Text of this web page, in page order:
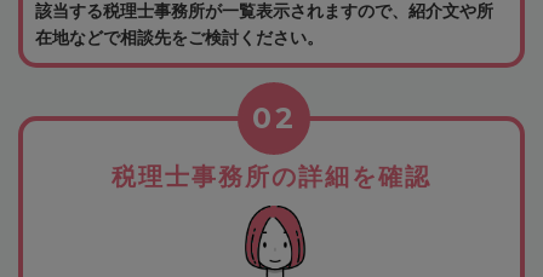
該当する税理士事務所が一覧表示されますので、紹介文や所
在地などで相談先をご検討ください。
税理士事務所の詳細を確認
02